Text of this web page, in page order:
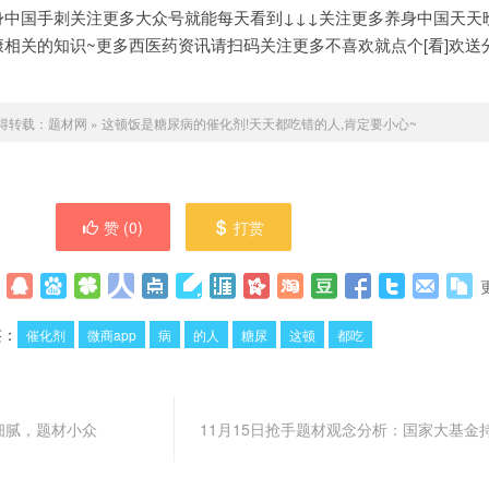
国手刺关注更多大众号就能每天看到↓↓↓关注更多养身中国天天
关的知识~更多西医药资讯请扫码关注更多不喜欢就点个[看]欢送
转载： 题材网 » 这顿饭是糖尿病的催化剂!天天都吃错的人,肯定要小心~
赞 (0) 打赏
催化剂 微商app 病 的人 糖尿 这顿 都吃
，题材小众 11月15日抢手题材观念分析：国家大基金